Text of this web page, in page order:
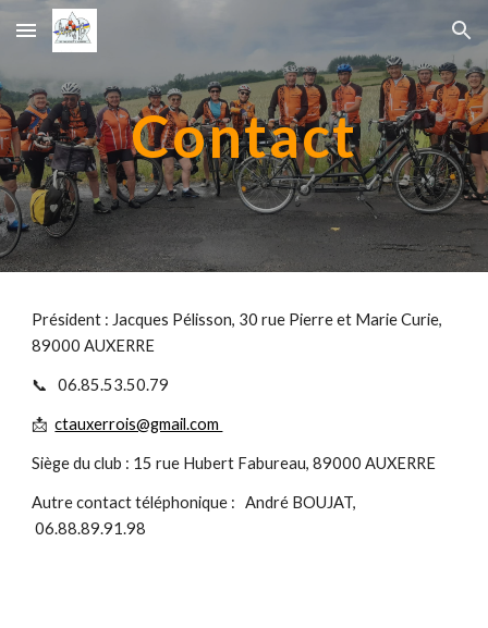
Skip to main content Skip to navigation
Contact
Président : Jacques Pélisson, 30 rue Pierre et Marie Curie,
89000 AUXERRE
📞 06.85.53.50.79
📩ctauxerrois@gmail.com
Siège du club : 15 rue Hubert Fabureau, 89000 AUXERRE
Autre contact téléphonique :
André BOUJAT,
06.88.89.91.98